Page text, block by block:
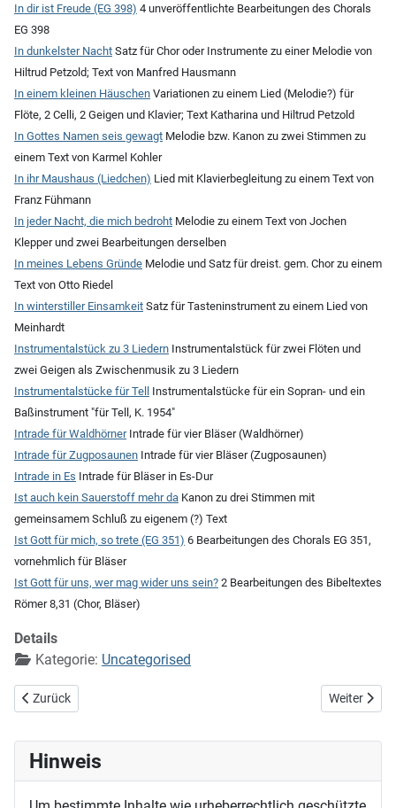
In dir ist Freude (EG 398) 4 unveröffentlichte Bearbeitungen des Chorals
EG 398
In dunkelster Nacht Satz für Chor oder Instrumente zu einer Melodie von
Hiltrud Petzold; Text von Manfred Hausmann
In einem kleinen Häuschen Variationen zu einem Lied (Melodie?) für
Flöte, 2 Celli, 2 Geigen und Klavier; Text Katharina und Hiltrud Petzold
In Gottes Namen seis gewagt Melodie bzw. Kanon zu zwei Stimmen zu
einem Text von Karmel Kohler
In ihr Maushaus (Liedchen) Lied mit Klavierbegleitung zu einem Text von
Franz Fühmann
In jeder Nacht, die mich bedroht Melodie zu einem Text von Jochen
Klepper und zwei Bearbeitungen derselben
In meines Lebens Gründe Melodie und Satz für dreist. gem. Chor zu einem
Text von Otto Riedel
In winterstiller Einsamkeit Satz für Tasteninstrument zu einem Lied von
Meinhardt
Instrumentalstück zu 3 Liedern Instrumentalstück für zwei Flöten und
zwei Geigen als Zwischenmusik zu 3 Liedern
Instrumentalstücke für Tell Instrumentalstücke für ein Sopran- und ein
Baßinstrument "für Tell, K. 1954"
Intrade für WaldhörnerIntrade für vier Bläser (Waldhörner)
Intrade für Zugposaunen Intrade für vier Bläser (Zugposaunen)
Intrade in Es Intrade für Bläser in Es-Dur
Ist auch kein Sauerstoff mehr da Kanon zu drei Stimmen mit
gemeinsamem Schluß zu eigenem (?) Text
Ist Gott für mich, so trete (EG 351) 6 Bearbeitungen des Chorals EG 351,
vornehmlich für Bläser
Ist Gott für uns, wer mag wider uns sein? 2 Bearbeitungen des Bibeltextes
Römer 8,31 (Chor, Bläser)
Details
Kategorie: Uncategorised
Vorheriger Beitrag: Home
Zurück Nächster
Weiter
Hinweis